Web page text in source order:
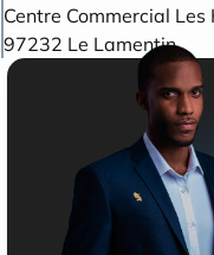
Centre Commercial
97232 Le Lamentin